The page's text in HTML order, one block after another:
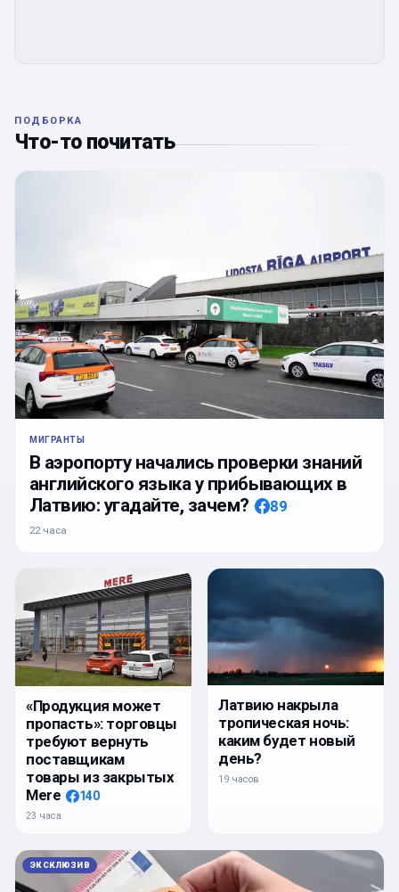
ПОДБОРКА
Что-то почитать
МИГРАНТЫ
В аэропорту начались проверки знаний
английского языка у прибывающих в
Латвию: угадайте, зачем?
89
22 часа
«Продукция может
пропасть»: торговцы
требуют вернуть
поставщикам
товары из закрытых
Mere
140
23 часа
Латвию накрыла
тропическая ночь:
каким будет новый
день?
19 часов
ЭКСКЛЮЗИВ